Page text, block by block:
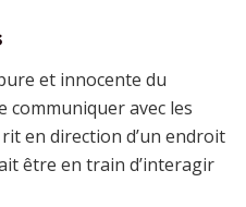
et innocente du
communiquer avec les
en direction d’un endroit
être en train d’interagir